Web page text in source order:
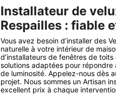
Installateur de
Respailles : fiable
Vous avez besoin d’installer des
naturelle à votre intérieur de
d’installateurs de fenêtres de
solutions adaptées pour
de luminosité. Appelez-nous dès
projet. Nous sommes un Artisan
excellent prix à chaque